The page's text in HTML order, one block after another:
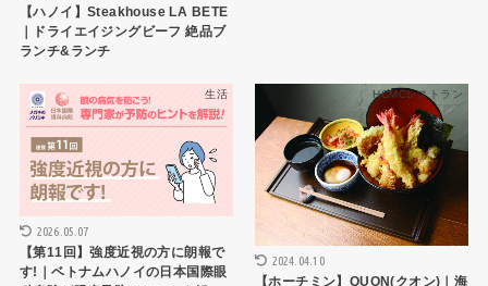
【ハノイ】Steakhouse LA BETE
｜ドライエイジングビーフ 絶品ブ
ランチ&ランチ
生活
2026.05.07
【第11回】強度近視の方に朗報で
す!｜ベトナムハノイの日本国際眼
HCMCレストラン
2024.04.10
【ホーチミン】QUON(クオン)｜海